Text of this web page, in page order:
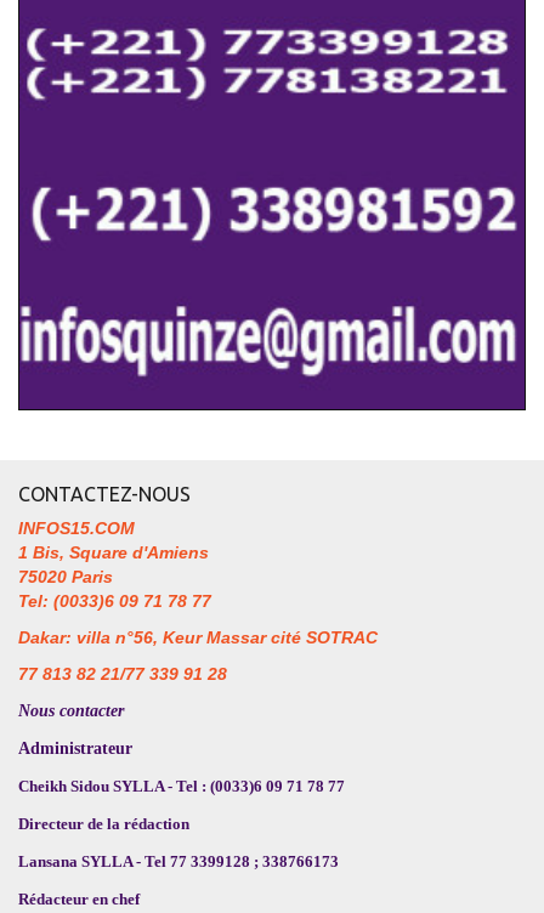
CONTACTEZ-NOUS
INFOS15.COM
1 Bis, Square d'Amiens
75020 Paris
Tel: (0033)6 09 71 78 77
Dakar: villa n°56, Keur Massar cité SOTRAC
77 813 82 21/77 339 91 28
Nous contacter
Administrateur
Cheikh Sidou SYLLA - Tel : (0033)6 09 71 78 77
Directeur de la rédaction
Lansana SYLLA - Tel 77 3399128 ; 338766173
Rédacteur en chef